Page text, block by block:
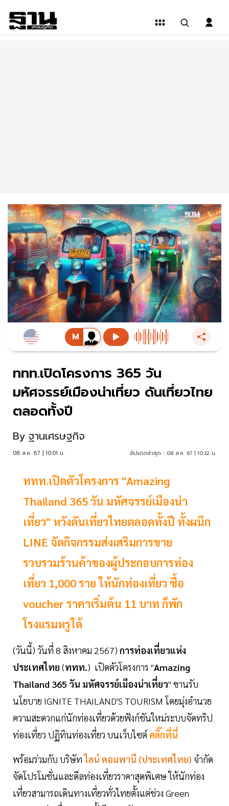
ททท.เปิดโครงการ 365 วัน
มหัศจรรย์เมืองน่าเที่ยว ดันเที่ยวไทย
ตลอดทั้งปี
By ฐานเศรษฐกิจ
08 ส.ค. 67 | 10:01 น. อัปเดตล่าสุด : 08 ส.ค. 67 | 10:32 น.
ททท.เปิดตัวโครงการ "Amazing
Thailand 365 วัน มหัศจรรย์เมืองน่า
เที่ยว" หวังดันเที่ยวไทยตลอดทั้งปี ทั้งผนึก
LINE จัดกิจกรรมส่งเสริมการขาย
รวบรวมร้านค้าของผู้ประกอบการท่อง
เที่ยว 1,000 ราย ให้นักท่องเที่ยว ซื้อ
voucher ราคาเริ่มต้น 11 บาท ก็พัก
โรงแรมหรูได้
(วันนี้) วันที่ 8 สิงหาคม 2567) การท่องเที่ยวแห่ง
ประเทศไทย (ททท.) เปิดตัวโครงการ "Amazing
Thailand 365 วัน มหัศจรรย์เมืองน่าเที่ยว" ขานรับ
นโยบาย IGNITE THAILAND'S TOURISM โดยมุ่งอำนวย
ความสะดวกแก่นักท่องเที่ยวด้วยฟังก์ชันใหม่ระบบจัดทริป
ท่องเที่ยว ปฏิทินท่องเที่ยว บนเว็บไซต์ คลิ๊กที่นี่
พร้อมร่วมกับ บริษัทไลน์ คอมพานี (ประเทศไทย) จำกัด
จัดโปรโมชั่นและดีลท่องเที่ยวราคาสุดพิเศษ ให้นักท่อง
เที่ยวสามารถเดินทางเที่ยวทั่วไทยตั้งแต่ช่วง Green